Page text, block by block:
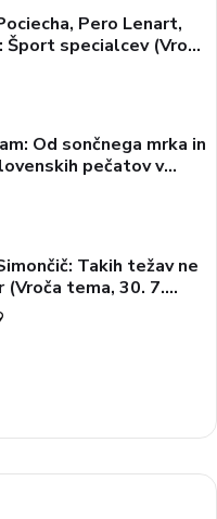
Pero Lenart,
Šport specialcev (Vroča
Od sončnega mrka in
pečatov v
2. 8. 2026)
Takih težav ne
(Vroča tema, 30. 7.